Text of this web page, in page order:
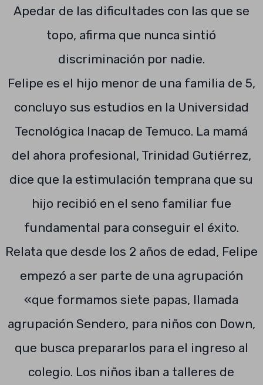
Apedar de las dificultades con las que se
topo, afirma que nunca sintió
discriminación por nadie.
Felipe es el hijo menor de una familia de 5,
concluyo sus estudios en la Universidad
Tecnológica Inacap de Temuco. La mamá
del ahora profesional, Trinidad Gutiérrez,
dice que la estimulación temprana que su
hijo recibió en el seno familiar fue
fundamental para conseguir el éxito.
Relata que desde los 2 años de edad, Felipe
empezó a ser parte de una agrupación
«que formamos siete papas, llamada
agrupación Sendero, para niños con Down,
que busca prepararlos para el ingreso al
colegio. Los niños iban a talleres de